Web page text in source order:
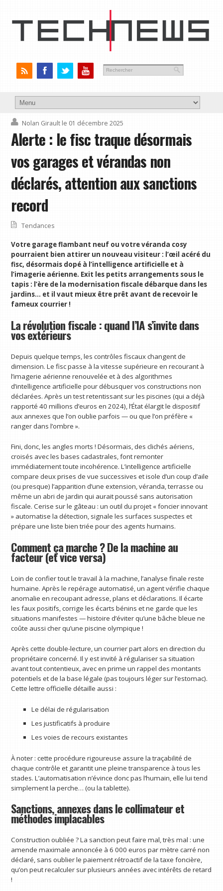
Nolan Girault le 01 décembre 2025
Alerte : le fisc traque désormais
vos garages et vérandas non
déclarés, attention aux sanctions
record
Tendances
Votre garage flambant neuf ou votre véranda cosy
pourraient bien attirer un nouveau visiteur : l’œil acéré du
fisc, désormais dopé à l’intelligence artificielle et à
l’imagerie aérienne. Exit les petits arrangements sous le
tapis : l’ère de la modernisation fiscale débarque dans les
jardins… et il vaut mieux être prêt avant de recevoir le
fameux courrier !
La révolution fiscale : quand l’IA s’invite dans
vos extérieurs
Depuis quelque temps, les contrôles fiscaux changent de
dimension. Le fisc passe à la vitesse supérieure en recourant à
l’imagerie aérienne renouvelée et à des algorithmes
d’intelligence artificielle pour débusquer vos constructions non
déclarées. Après un test retentissant sur les piscines (qui a déjà
rapporté 40 millions d’euros en 2024), l’État élargit le dispositif
aux annexes que l’on oublie parfois — ou que l’on préfère «
ranger dans l’ombre ».
Fini, donc, les angles morts ! Désormais, des clichés aériens,
croisés avec les bases cadastrales, font remonter
immédiatement toute incohérence. L’intelligence artificielle
compare deux prises de vue successives et isole d’un coup d’aile
(ou presque) l’apparition d’une extension, véranda, terrasse ou
même un abri de jardin qui aurait poussé sans autorisation
fiscale. Cerise sur le gâteau : un outil du projet « foncier innovant
» automatise la détection, signale les surfaces suspectes et
prépare une liste bien triée pour des agents humains.
Comment ça marche ? De la machine au
facteur (et vice versa)
Loin de confier tout le travail à la machine, l’analyse finale reste
humaine. Après le repérage automatisé, un agent vérifie chaque
anomalie en recoupant adresse, plans et déclarations. Il écarte
les faux positifs, corrige les écarts bénins et ne garde que les
situations manifestes — histoire d’éviter qu’une bâche bleue ne
coûte aussi cher qu’une piscine olympique !
Après cette double-lecture, un courrier part alors en direction du
propriétaire concerné. Il y est invité à régulariser sa situation
avant tout contentieux, avec en prime un rappel des montants
potentiels et de la base légale (pas toujours léger sur l’estomac).
Cette lettre officielle détaille aussi :
Le délai de régularisation
Les justificatifs à produire
Les voies de recours existantes
À noter : cette procédure rigoureuse assure la traçabilité de
chaque contrôle et garantit une pleine transparence à tous les
stades. L’automatisation n’évince donc pas l’humain, elle lui tend
simplement la perche… (ou la tablette).
Sanctions, annexes dans le collimateur et
méthodes implacables
Construction oubliée ? La sanction peut faire mal, très mal : une
amende maximale annoncée à 6 000 euros par mètre carré non
déclaré, sans oublier le paiement rétroactif de la taxe foncière,
qu’on peut recalculer sur plusieurs années avec intérêts de retard
!